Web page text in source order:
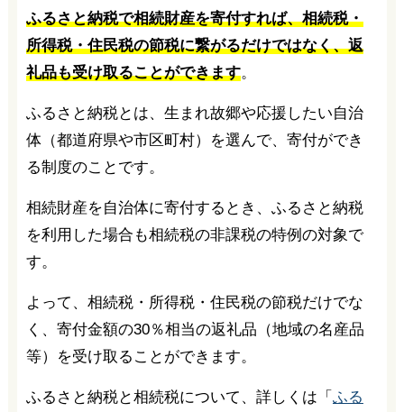
ふるさと納税で相続財産を寄付すれば、相続税・
所得税・住民税の節税に繋がるだけではなく、返
礼品も受け取ることができます。
ふるさと納税とは、生まれ故郷や応援したい自治
体（都道府県や市区町村）を選んで、寄付ができ
る制度のことです。
相続財産を自治体に寄付するとき、ふるさと納税
を利用した場合も相続税の非課税の特例の対象で
す。
よって、相続税・所得税・住民税の節税だけでな
く、寄付金額の30％相当の返礼品（地域の名産品
等）を受け取ることができます。
ふるさと納税と相続税について、詳しくは「 ふる